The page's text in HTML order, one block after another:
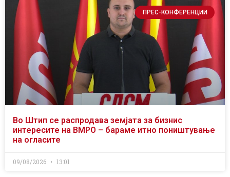
ПРЕС-КОНФЕРЕНЦИИ
Во Штип се распродава земјата за бизнис
интересите на ВМРО – бараме итно поништување
на огласите
09/08/2026 13:01